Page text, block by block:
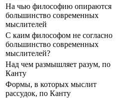
На чью философию опираются
большинство современных
мыслителей
С каим философом не согласно
большинство современных
мыслителей?
Над чем размышляет разум, по
Канту
Формы, в которых мыслит
рассудок, по Канту